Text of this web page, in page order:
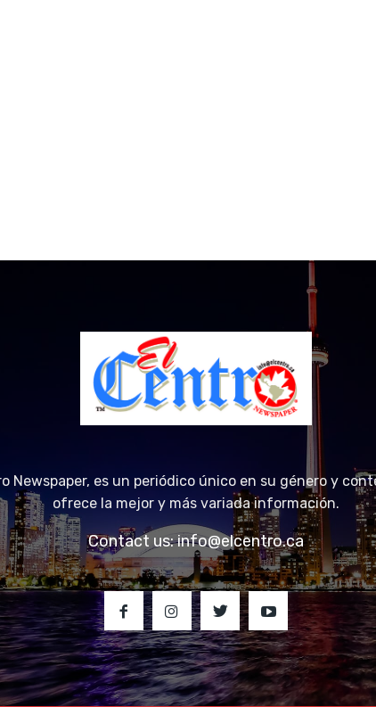
Newspaper, es un periódico único en su género y
ofrece la mejor y más variada información.
Contact us:info@elcentro.ca